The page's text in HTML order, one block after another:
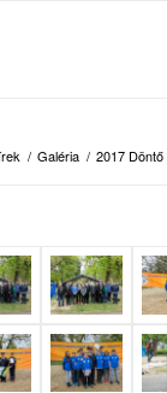
/ Galéria / 2017 Döntő